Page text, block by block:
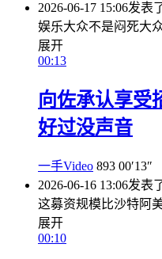
2026-06-17 15:06发表
娱乐大众不是闷死大
展开
00:13
向佐承认享受
好过没声音
一手Video 893 00′13″
2026-06-16 13:06发表
这募资规模比沙特阿
展开
00:10